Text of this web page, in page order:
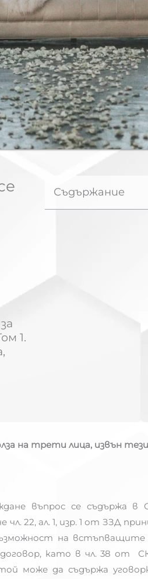
1.
Съдържание
на трети лица, извън
въпрос се съдържа в
чл. 22, ал. 1, изр. 1 от ЗЗД
на
като в чл. 38 от
може да съдържа